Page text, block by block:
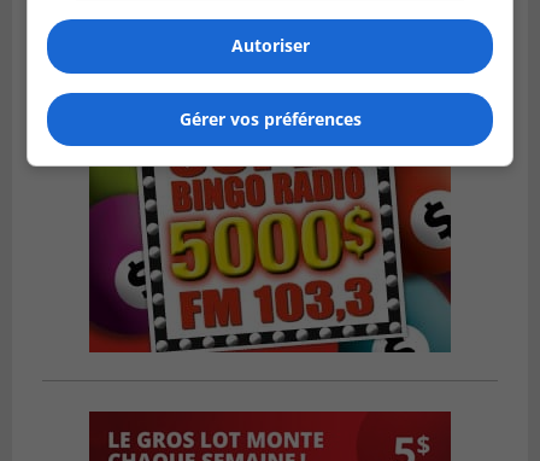
Autoriser
Gérer vos préférences